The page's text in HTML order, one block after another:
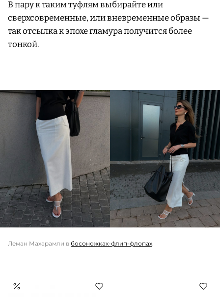
В пару к таким туфлям выбирайте или
сверхсовременные, или вневременные образы —
так отсылка к эпохе гламура получится более
тонкой.
Леман Махарамли в босоножках-флип-флопах